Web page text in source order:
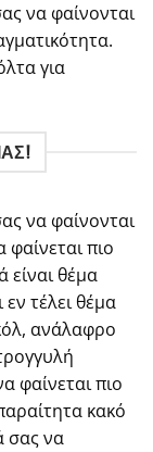
να φαίνονται
για
να φαίνονται
πιο
είναι θέμα
τέλει θέμα
ανάλαφρο
φαίνεται πιο
κακό
σας να